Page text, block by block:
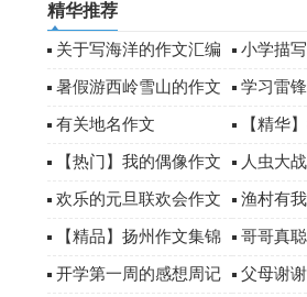
精华推荐
关于写海洋的作文汇编
八篇
小学描
字四篇
暑假游西岭雪山的作文 学习雷
有关地名作文 【精华
模板汇总
【热门】我的偶像作文
500字4篇
人虫大
欢乐的元旦联欢会作文
500字
渔村有
【精品】扬州作文集锦
八篇
哥哥真
开学第一周的感想周记 父母谢